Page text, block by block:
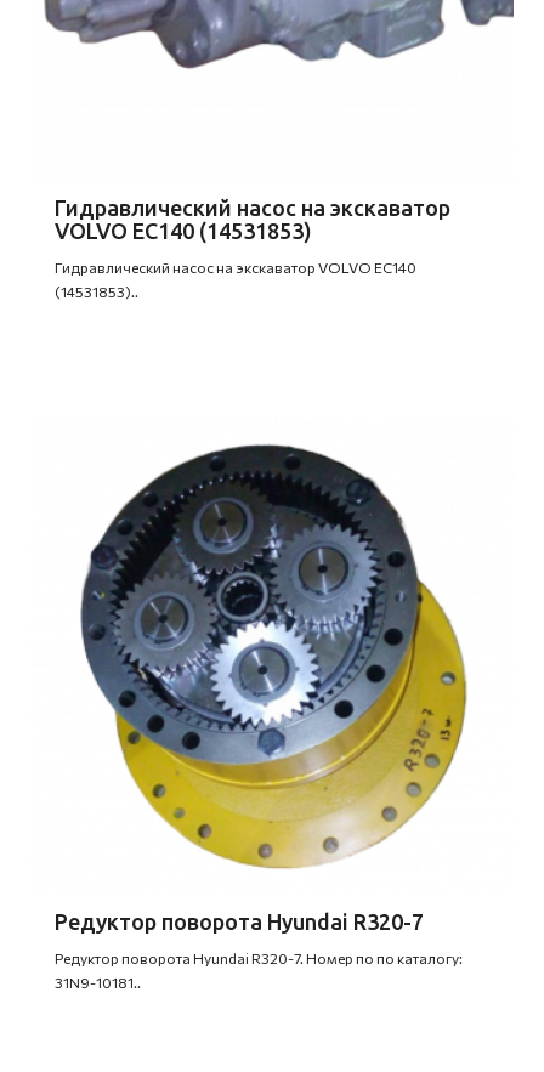
Гидравлический насос на экскаватор
VOLVO EC140 (14531853)
Гидравлический насос на экскаватор VOLVO EC140
(14531853)..
Редуктор поворота Hyundai R320-7
Редуктор поворота Hyundai R320-7. Номер по по каталогу:
31N9-10181..